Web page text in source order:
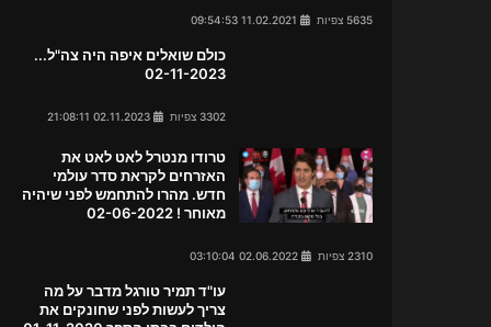
5635 צפיות
כולם שואלים איפה היה צה"ל...
02-11-2023
3302 צפיות
טרודו מנטרל לאט לאט את
האזרחים לקראת סדר עולמי
חדש. מהרו להתחמש לפני שיהיה
מאוחר ! 02-06-2022
2310 צפיות
עו"ד תמיר טורגל מדבר על מה
צריך לעשות לפני שחונקים את